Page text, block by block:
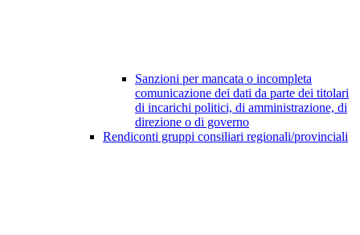
Sanzioni per mancata o incompleta
comunicazione dei dati da parte dei titolari
di incarichi politici, di amministrazione, di
direzione o di governo
Rendiconti gruppi consiliari regionali/provinciali